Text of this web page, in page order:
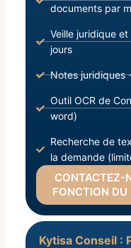
documents par
Veille juridique
jours
Notes juridiques
Outil OCR de
word)
Recherche de
la demande
CONTACTEZ-
FONCTION DU
Kytisa Conseil :